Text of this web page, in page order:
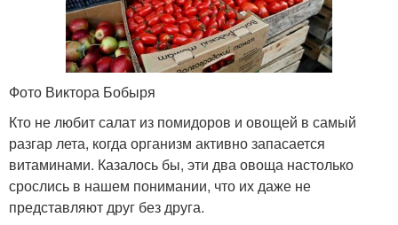
Фото Виктора Бобыря
Кто не любит салат из помидоров и овощей в самый
разгар лета, когда организм активно запасается
витаминами. Казалось бы, эти два овоща настолько
срослись в нашем понимании, что их даже не
представляют друг без друга.